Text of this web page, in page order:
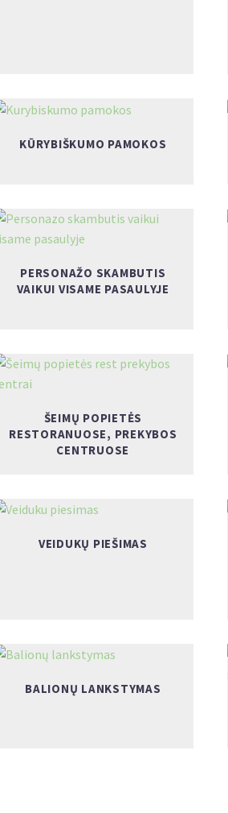
KŪRYBIŠKUMO PAMOKOS
PERSONAŽO SKAMBUTIS
VAIKUI VISAME PASAULYJE
ŠEIMŲ POPIETĖS
RESTORANUOSE, PREKYBOS
CENTRUOSE
VEIDUKŲ PIEŠIMAS
BALIONŲ LANKSTYMAS